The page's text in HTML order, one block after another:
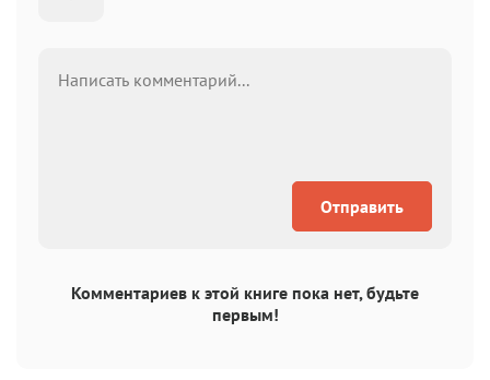
Отправить
Комментариев к этой книге пока нет, будьте
первым!